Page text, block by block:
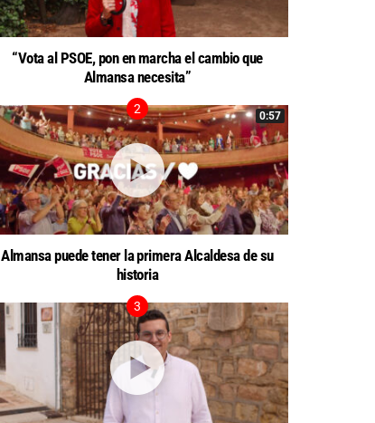
“Vota al PSOE, pon en marcha el cambio que
Almansa necesita”
0:57
Almansa puede tener la primera Alcaldesa de su
historia